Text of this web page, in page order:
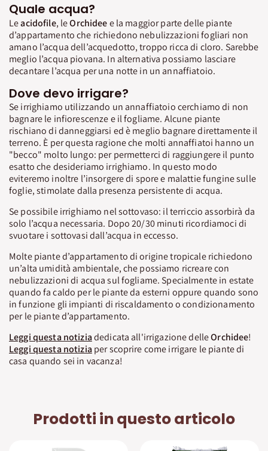
Quale acqua?
Leacidofile, leOrchideee la maggior parte delle piante
d’appartamento che richiedono nebulizzazioni fogliari non
amano l’acqua dell’acquedotto, troppo ricca di cloro. Sarebbe
meglio l’acqua piovana. In alternativa possiamo lasciare
decantare l’acqua per una notte in un annaffiatoio.
Dove devo irrigare?
Se irrighiamo utilizzando un annaffiatoio cerchiamo di non
bagnare le infiorescenze e il fogliame. Alcune piante
rischiano di danneggiarsi ed è meglio bagnare direttamente il
terreno. È per questa ragione che molti annaffiatoi hanno un
"becco" molto lungo: per permetterci di raggiungere il punto
esatto che desideriamo irrighiamo. In questo modo
eviteremo inoltre l’insorgere di spore e malattie fungine sulle
foglie, stimolate dalla presenza persistente di acqua.
Se possibile irrighiamo nel sottovaso: il terriccio assorbirà da
solo l’acqua necessaria. Dopo 20/30 minuti ricordiamoci di
svuotare i sottovasi dall’acqua in eccesso.
Molte piante d’appartamento di origine tropicale richiedono
un’alta umidità ambientale, che possiamo ricreare con
nebulizzazioni di acqua sul fogliame. Specialmente in estate
quando fa caldo per le piante da esterni oppure quando sono
in funzione gli impianti di riscaldamento o condizionamento
per le piante d’appartamento.
Leggi questa notiziadedicata all'irrigazione delleOrchidee!
Leggi questa notizia per scoprire come irrigare le piante di
casa quando sei in vacanza!
Prodotti in questo articolo